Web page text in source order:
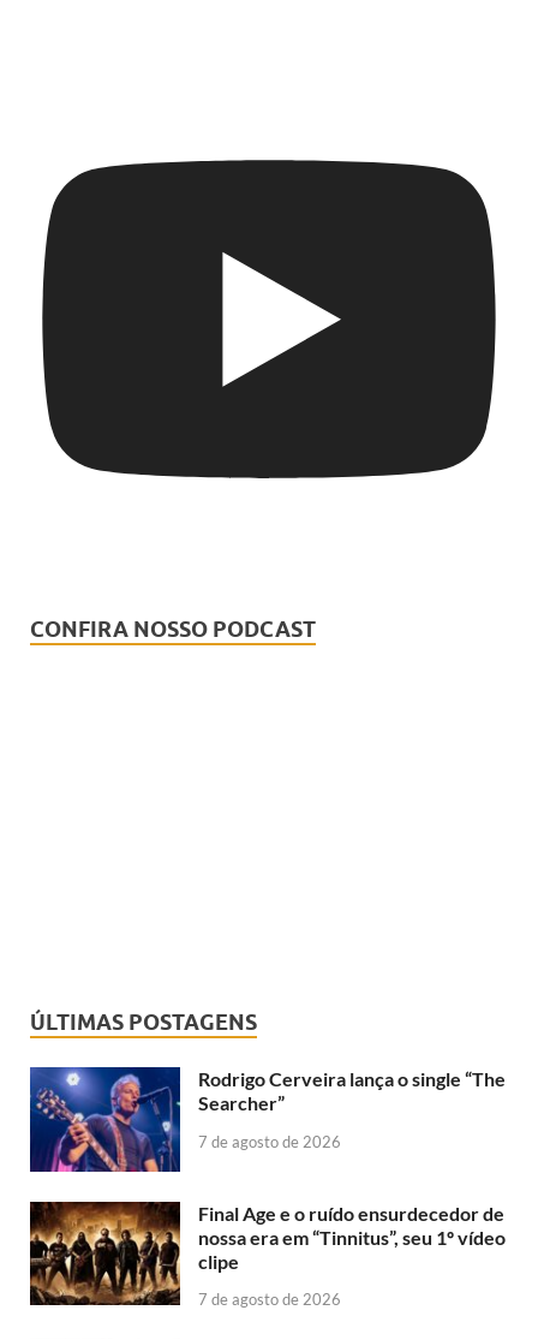
CONFIRA NOSSO PODCAST
ÚLTIMAS POSTAGENS
Rodrigo Cerveira lança o single “The
Searcher”
7 de agosto de 2026
Final Age e o ruído ensurdecedor de
nossa era em “Tinnitus”, seu 1º vídeo
clipe
7 de agosto de 2026